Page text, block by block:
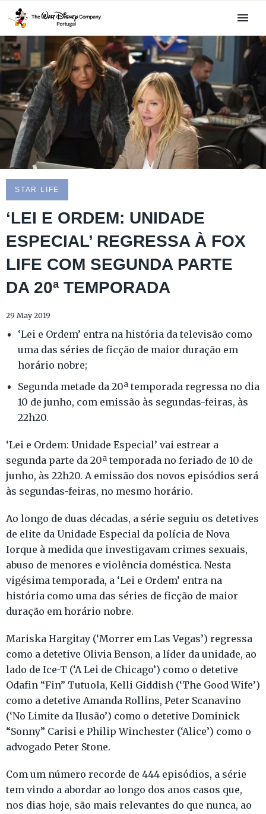
STAR LIFE
‘LEI E ORDEM: UNIDADE
ESPECIAL’ REGRESSA À FOX
LIFE COM SEGUNDA PARTE
DA 20ª TEMPORADA
29 May 2019
‘Lei e Ordem’ entra na história da televisão como
uma das séries de ficção de maior duração em
horário nobre;
Segunda metade da 20ª temporada regressa no dia
10 de junho, com emissão às segundas-feiras, às
22h20.
‘Lei e Ordem: Unidade Especial’ vai estrear a
segunda parte da 20ª temporada no feriado de 10 de
junho, às 22h20. A emissão dos novos episódios será
às segundas-feiras, no mesmo horário.
Ao longo de duas décadas, a série seguiu os detetives
de elite da Unidade Especial da polícia de Nova
Iorque à medida que investigavam crimes sexuais,
abuso de menores e violência doméstica. Nesta
vigésima temporada, a ‘Lei e Ordem’ entra na
história como uma das séries de ficção de maior
duração em horário nobre.
Mariska Hargitay (‘Morrer em Las Vegas’) regressa
como a detetive Olivia Benson, a líder da unidade, ao
lado de Ice-T (‘A Lei de Chicago’) como o detetive
Odafin “Fin” Tutuola, Kelli Giddish (‘The Good Wife’)
como a detetive Amanda Rollins, Peter Scanavino
(‘No Limite da Ilusão’) como o detetive Dominick
“Sonny” Carisi e Philip Winchester (‘Alice’) como o
advogado Peter Stone.
Com um número recorde de 444 episódios, a série
tem vindo a abordar ao longo dos anos casos que,
nos dias hoje, são mais relevantes do que nunca, ao